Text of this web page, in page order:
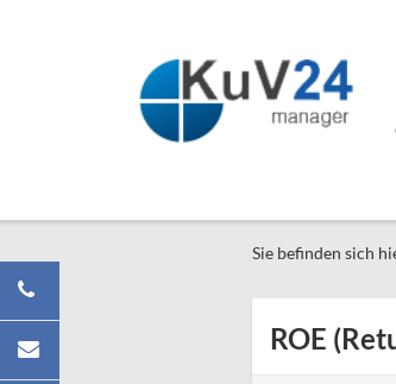
Sie befinden sich
ROE